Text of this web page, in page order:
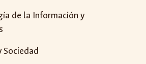
de la Información y
Sociedad